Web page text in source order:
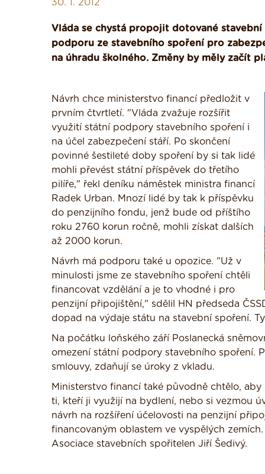
30. 1. 2012
Vláda se chystá propojit dotované
podporu ze stavebního spoření pro
na úhradu školného. Změny by měly začít
Návrh chce ministerstvo financí předložit v
prvním čtvrtletí. "Vláda zvažuje rozšířit
využití státní podpory stavebního spoření i
na účel zabezpečení stáří. Po skončení
povinné šestileté doby spoření by si tak lidé
mohli převést státní příspěvek do třetího
pilíře," řekl deníku náměstek ministra financí
Radek Urban. Mnozí lidé by tak k příspěvku
do penzijního fondu, jenž bude od příštího
roku 2760 korun ročně, mohli získat dalších
až 2000 korun.
Návrh má podporu také u opozice. "Už v
minulosti jsme ze stavebního spoření chtěli
financovat vzdělání a je to vhodné i pro
penzijní připojištění," sdělil HN předseda
dopad na výdaje státu na stavební spoření.
Na počátku loňského září Poslanecká
omezení státní podpory stavebního spoření.
smlouvy, zdaňují se úroky z vkladu.
Ministerstvo financí také původně chtělo,
ti, kteří ji využijí na bydlení, nebo si vezmou
návrh na rozšíření účelovosti na penzijní
financovaným oblastem ve vyspělých
Asociace stavebních spořitelen Jiří Šedivý.